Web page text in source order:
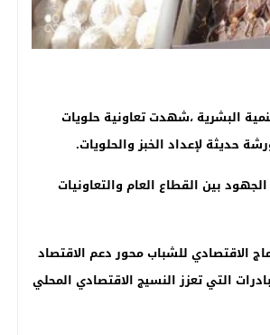
البشرية ،شهدت تعاونية حلويات
حديثة لإعداد الخبز والحلويات.
درهم يعد نموذجا لتضافر الجهود بين القطاع العام والتعاونيات
الاقتصادي للشباب محور دعم الاقتصاد
التزامها بدعم المبادرات التي تعزز النسيج الاقتصادي المحلي